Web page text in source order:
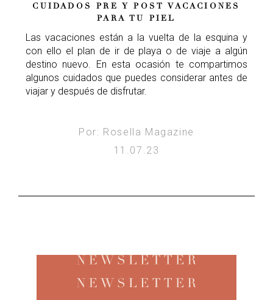
CUIDADOS PRE Y POST VACACIONES
PARA TU PIEL
Las vacaciones están a la vuelta de la esquina y
con ello el plan de ir de playa o de viaje a algún
destino nuevo. En esta ocasión te compartimos
algunos cuidados que puedes considerar antes de
viajar y después de disfrutar.
Por: Rosella Magazine
11.07.23